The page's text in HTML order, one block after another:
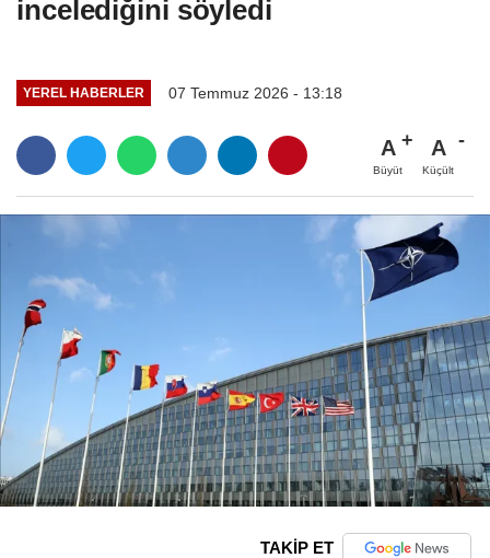
incelediğini söyledi
YEREL HABERLER 07 Temmuz 2026 - 13:18
A
Büyüt
A
Küçült
TAKİP ET